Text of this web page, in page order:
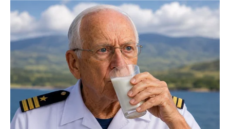
Trljanje uz noge često je iemocionalni znak privrženosti
Mačka pokazuje da se osjeća sigurno i opušteno u vašem
društvu. Ako pritom spusti glavu na vašu ruku, poluotvorenih
očiju, i lagano trepće, to je njen način da kaže:“Vjerujem ti i
volim te.”Spor treptaj je u svijetu mačaka ekvivalent ljudskom
osmijehu, znak potpune opuštenosti i bliskosti.